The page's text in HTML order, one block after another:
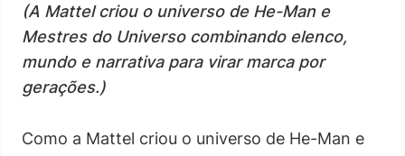
(A Mattel criou o universo de He-Man e
Mestres do Universo combinando elenco,
mundo e narrativa para virar marca por
gerações.)
Como a Mattel criou o universo de He-Man e